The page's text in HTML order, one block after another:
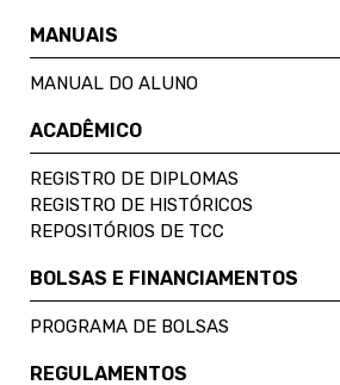
MANUAIS
MANUAL DO ALUNO
ACADÊMICO
REGISTRO DE DIPLOMAS
REGISTRO DE HISTÓRICOS
REPOSITÓRIOS DE TCC
BOLSAS E FINANCIAMENTOS
PROGRAMA DE BOLSAS
REGULAMENTOS